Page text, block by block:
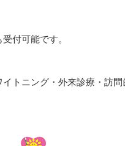
付可能です。
トニング・外来診療・訪問